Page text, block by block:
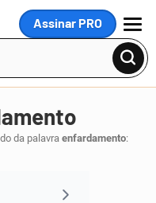
Assinar PRO
MENU
da palavra enfardamento: